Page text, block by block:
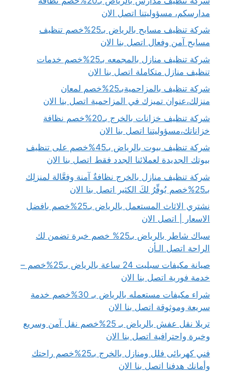
مدارسكم، مسؤوليتنا اتصل الان
شركة تنظيف مسابح بالرياض بـ25%خصم تنظيف
مسابح آمن وفعال اتصل بنا الان
شركة تنظيف منازل بالمجمعه بـ25%خصم خدمات
تنظيف منازل متكاملة اتصل بنا الان
شركة تنظيف بالمزاحميةبـ25%خصم لمعان
منزلك،عنوان تميزك في المزاحمية اتصل بنا الان
شركة تنظيف خزانات بالخرج بـ20%خصم نظافة
خزاناتك،مسؤوليتنا اتصل بنا الان
شركة تنظيف بيوت بالرياض بـ45%خصم على تنظيف
بيوتك الجديدة لعملائنا الجدد فقط اتصل بنا الان
شركة تنظيف منازل بالخرج نظافةٌ آمنة وفعَّالة لمنزلِك
بـ25%خصم يُوفِّرُ لكَ الكثير اتصل بنا الان
نشتري الاثاث المستعمل بالرياض بـ25%خصم بافضل
الاسعار | اتصل الان
سباك شاطر بالرياض بـ25% خصم خبرة تضمن لك
الراحة اتصل الـأن
صيانة مكيفات سبليت 24 ساعة بالرياض بـ25%خصم –
خدمة فورية اتصل بنا الان
شراء مكيفات مستعمله بالرياض بـ 30%خصم خدمة
سريعة وموثوقة اتصل بنا الان
تريلا نقل عفش بالرياض بـ 25%خصم نقل آمن وسريع
وخبرة واحترافية اتصل بنا الان
فني كهربائى فلل ومنازل بالخرج بـ25%خصم راحتك
وأمانك هدفنا اتصل بنا الان